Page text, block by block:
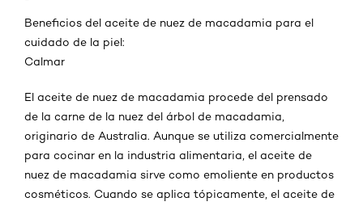
Beneficios del aceite de nuez de macadamia para el
cuidado de la piel:
Calmar
El aceite de nuez de macadamia procede del prensado
de la carne de la nuez del árbol de macadamia,
originario de Australia. Aunque se utiliza comercialmente
para cocinar en la industria alimentaria, el aceite de
nuez de macadamia sirve como emoliente en productos
cosméticos. Cuando se aplica tópicamente, el aceite de